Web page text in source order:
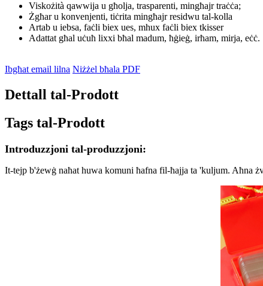
Viskożità qawwija u għolja, trasparenti, mingħajr traċċa;
Żgħar u konvenjenti, tiċrita mingħajr residwu tal-kolla
Artab u iebsa, faċli biex ues, mhux faċli biex tkisser
Adattat għal uċuħ lixxi bħal madum, ħġieġ, irħam, mirja, eċċ.
Ibgħat email lilna Niżżel bħala PDF
Dettall tal-Prodott
Tags tal-Prodott
Introduzzjoni tal-produzzjoni:
It-tejp b'żewġ naħat huwa komuni ħafna fil-ħajja ta 'kuljum. Aħna